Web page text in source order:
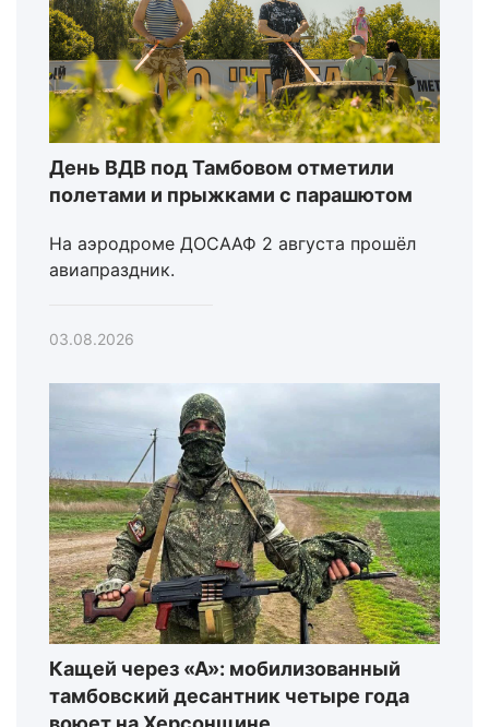
День ВДВ под Тамбовом отметили
полетами и прыжками с парашютом
На аэродроме ДОСААФ 2 августа прошёл
авиапраздник.
03.08.2026
Кащей через «А»: мобилизованный
тамбовский десантник четыре года